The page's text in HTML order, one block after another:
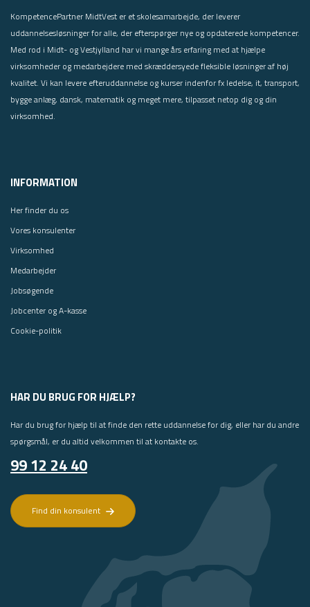
KompetencePartner MidtVest er et skolesamarbejde, der leverer
uddannelsesløsninger for alle, der efterspørger nye og opdaterede kompetencer.
Med rod i Midt- og Vestjylland har vi mange års erfaring med at hjælpe
virksomheder og medarbejdere med skræddersyede fleksible løsninger af høj
kvalitet. Vi kan levere efteruddannelse og kurser indenfor fx ledelse, it, transport,
bygge anlæg, dansk, matematik og meget mere, tilpasset netop dig og din
virksomhed.
INFORMATION
Her finder du os
Vores konsulenter
Virksomhed
Medarbejder
Jobsøgende
Jobcenter og A-kasse
Cookie-politik
HAR DU BRUG FOR HJÆLP?
Har du brug for hjælp til at finde den rette uddannelse for dig, eller har du andre
spørgsmål, er du altid velkommen til at kontakte os.
99 12 24 40
Find din konsulent